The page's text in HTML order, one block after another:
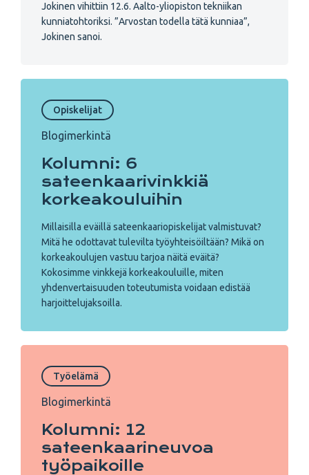
Jokinen vihittiin 12.6. Aalto-yliopiston tekniikan
kunniatohtoriksi. ”Arvostan todella tätä kunniaa”,
Jokinen sanoi.
Opiskelijat
Blogimerkintä
Kolumni: 6
sateenkaarivinkkiä
korkeakouluihin
Millaisilla eväillä sateenkaariopiskelijat valmistuvat?
Mitä he odottavat tulevilta työyhteisöiltään? Mikä on
korkeakoulujen vastuu tarjoa näitä eväitä?
Kokosimme vinkkejä korkeakouluille, miten
yhdenvertaisuuden toteutumista voidaan edistää
harjoittelujaksoilla.
Työelämä
Blogimerkintä
Kolumni: 12
sateenkaarineuvoa
työpaikoille